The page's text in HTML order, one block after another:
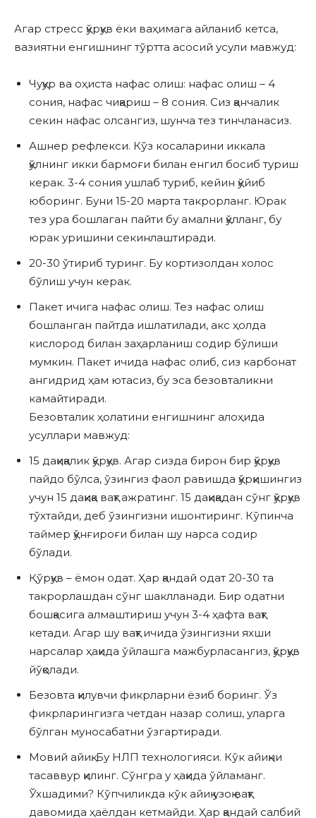
Агар стресс қўрқув ёки ваҳимага айланиб кетса,
вазиятни енгишнинг тўртта асосий усули мавжуд:
Чуқур ва оҳиста нафас олиш: нафас олиш – 4
сония, нафас чиқариш – 8 сония. Сиз қанчалик
секин нафас олсангиз, шунча тез тинчланасиз.
Ашнер рефлекси. Кўз косаларини иккала
қўлнинг икки бармоғи билан енгил босиб туриш
керак. 3-4 сония ушлаб туриб, кейин қўйиб
юборинг. Буни 15-20 марта такрорланг. Юрак
тез ура бошлаган пайти бу амални қўлланг, бу
юрак уришини секинлаштиради.
20-30 ўтириб туринг. Бу кортизолдан холос
бўлиш учун керак.
Пакет ичига нафас олиш. Тез нафас олиш
бошланган пайтда ишлатилади, акс ҳолда
кислород билан заҳарланиш содир бўлиши
мумкин. Пакет ичида нафас олиб, сиз карбонат
ангидрид ҳам ютасиз, бу эса безовталикни
камайтиради.
Безовталик ҳолатини енгишнинг алоҳида
усуллари мавжуд:
15 дақиқалик қўрқув. Агар сизда бирон бир қўрқув
пайдо бўлса, ўзингиз фаол равишда қўрқишингиз
учун 15 дақиқа вақт ажратинг. 15 дақиқадан сўнг қўрқув
тўхтайди, деб ўзингизни ишонтиринг. Кўпинча
таймер қўнғироғи билан шу нарса содир
бўлади.
Қўрқув – ёмон одат. Ҳар қандай одат 20-30 та
такрорлашдан сўнг шаклланади. Бир одатни
бошқасига алмаштириш учун 3-4 ҳафта вақт
кетади. Агар шу вақт ичида ўзингизни яхши
нарсалар ҳақида ўйлашга мажбурласангиз, қўрқув
йўқолади.
Безовта қилувчи фикрларни ёзиб боринг. Ўз
фикрларингизга четдан назар солиш, уларга
бўлган муносабатни ўзгартиради.
Мовий айиқ. Бу НЛП технологияси. Кўк айиқни
тасаввур қилинг. Сўнгра у ҳақида ўйламанг.
Ўхшадими? Кўпчиликда кўк айиқ узоқ вақт
давомида ҳаёлдан кетмайди. Ҳар қандай салбий